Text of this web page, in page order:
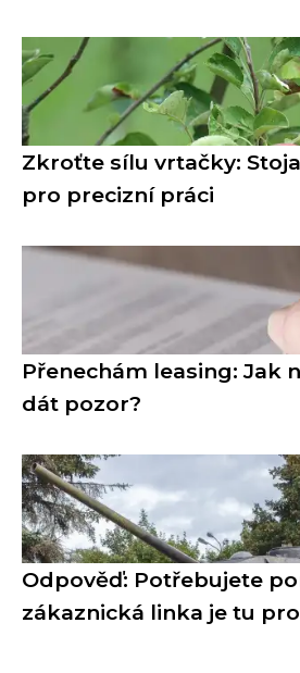
Zkroťte sílu vrtačky:
pro precizní práci
Přenechám leasing: Jak
dát pozor?
Odpověď: Potřebujete
zákaznická linka je tu